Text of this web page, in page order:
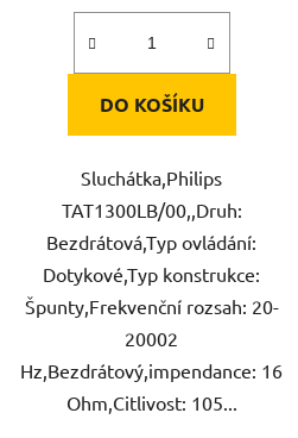
DO KOŠÍKU
Sluchátka,Philips
TAT1300LB/00,,Druh:
Bezdrátová,Typ ovládání:
Dotykové,Typ konstrukce:
Špunty,Frekvenční rozsah: 20-
20002
Hz,Bezdrátový,impendance: 16
Ohm,Citlivost: 105...